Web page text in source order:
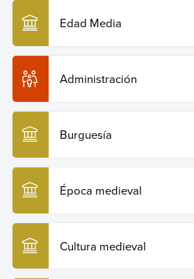
Edad Media
Administración
Burguesía
Época medieval
Cultura medieval